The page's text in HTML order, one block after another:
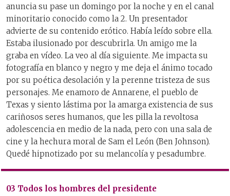
anuncia su pase un domingo por la noche y en el canal
minoritario conocido como la 2. Un presentador
advierte de su contenido erótico. Había leído sobre ella.
Estaba ilusionado por descubrirla. Un amigo me la
graba en vídeo. La veo al día siguiente. Me impacta su
fotografía en blanco y negro y me deja el ánimo tocado
por su poética desolación y la perenne tristeza de sus
personajes. Me enamoro de Annarene, el pueblo de
Texas y siento lástima por la amarga existencia de sus
cariñosos seres humanos, que les pilla la revoltosa
adolescencia en medio de la nada, pero con una sala de
cine y la hechura moral de Sam el León (Ben Johnson).
Quedé hipnotizado por su melancolía y pesadumbre.
03 Todos los hombres del presidente